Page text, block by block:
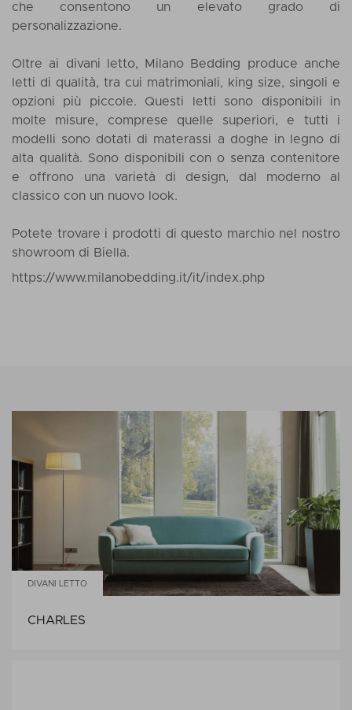
che consentono un elevato grado di
personalizzazione.
Oltre ai divani letto, Milano Bedding produce anche
letti di qualità, tra cui matrimoniali, king size, singoli e
opzioni più piccole. Questi letti sono disponibili in
molte misure, comprese quelle superiori, e tutti i
modelli sono dotati di materassi a doghe in legno di
alta qualità. Sono disponibili con o senza contenitore
e offrono una varietà di design, dal moderno al
classico con un nuovo look.
Potete trovare i prodotti di questo marchio nel nostro
showroom di Biella.
https://www.milanobedding.it/it/index.php
DIVANI LETTO
CHARLES